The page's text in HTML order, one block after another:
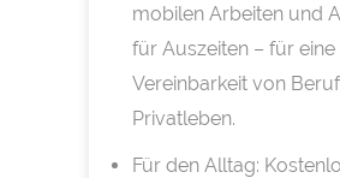
mobilen Arbeiten und
für Auszeiten – für
Vereinbarkeit von
Privatleben.
Für den Alltag: